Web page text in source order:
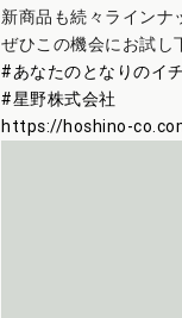
新商品も続々ラインナ
ぜひこの機会にお試し
#あなたのとなりのイ
#星野株式会社
https://hoshino-